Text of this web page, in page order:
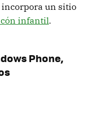
incorpora un sitio
infantil.
Phone,